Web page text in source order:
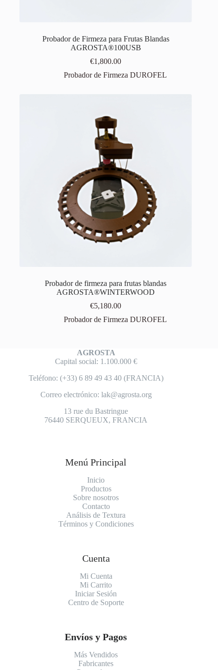
Probador de Firmeza para Frutas Blandas
AGROSTA®100USB
€1,800.00
Probador de Firmeza DUROFEL
Probador de firmeza para frutas blandas
AGROSTA®WINTERWOOD
€5,180.00
Probador de Firmeza DUROFEL
AGROSTA
Capital social: 1.100.000 €
Teléfono: (+33) 6 89 49 43 40 (FRANCIA)
Correo electrónico: lak@agrosta.org
13 rue du Bastringue
76440 SERQUEUX, FRANCIA
Menú Principal
Inicio
Productos
Sobre nosotros
Contacto
Análisis de Textura
Términos y Condiciones
Cuenta
Mi Cuenta
Mi Carrito
Iniciar Sesión
Centro de Soporte
Envíos y Pagos
Más Vendidos
Fabricantes